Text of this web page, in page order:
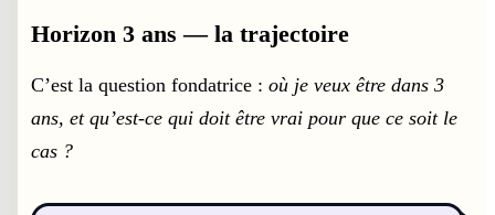
Horizon 3 ans — la trajectoire
C’est la question fondatrice : où je veux être dans 3
ans, et qu’est-ce qui doit être vrai pour que ce soit le
cas ?